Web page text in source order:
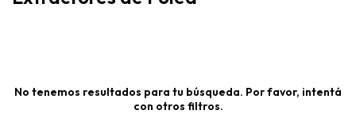
No tenemos resultados para tu búsqueda. Por favor, intentá
con otros filtros.